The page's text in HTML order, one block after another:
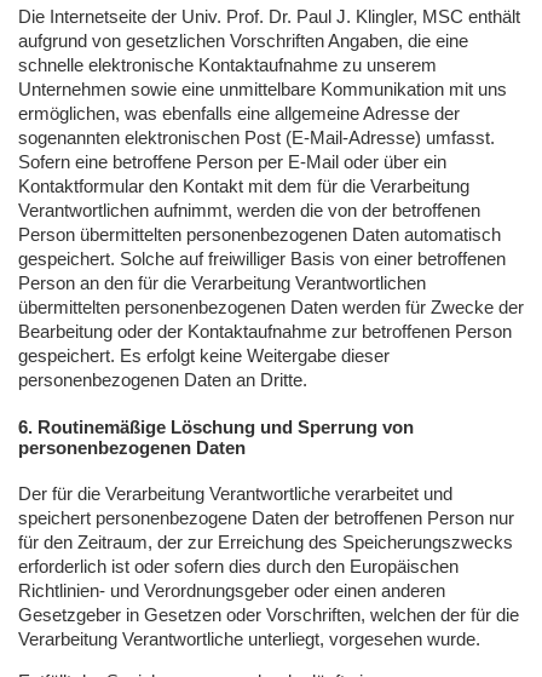
Die Internetseite der Univ. Prof. Dr. Paul J. Klingler, MSC enthält
aufgrund von gesetzlichen Vorschriften Angaben, die eine
schnelle elektronische Kontaktaufnahme zu unserem
Unternehmen sowie eine unmittelbare Kommunikation mit uns
ermöglichen, was ebenfalls eine allgemeine Adresse der
sogenannten elektronischen Post (E-Mail-Adresse) umfasst.
Sofern eine betroffene Person per E-Mail oder über ein
Kontaktformular den Kontakt mit dem für die Verarbeitung
Verantwortlichen aufnimmt, werden die von der betroffenen
Person übermittelten personenbezogenen Daten automatisch
gespeichert. Solche auf freiwilliger Basis von einer betroffenen
Person an den für die Verarbeitung Verantwortlichen
übermittelten personenbezogenen Daten werden für Zwecke der
Bearbeitung oder der Kontaktaufnahme zur betroffenen Person
gespeichert. Es erfolgt keine Weitergabe dieser
personenbezogenen Daten an Dritte.
6. Routinemäßige Löschung und Sperrung von
personenbezogenen Daten
Der für die Verarbeitung Verantwortliche verarbeitet und
speichert personenbezogene Daten der betroffenen Person nur
für den Zeitraum, der zur Erreichung des Speicherungszwecks
erforderlich ist oder sofern dies durch den Europäischen
Richtlinien- und Verordnungsgeber oder einen anderen
Gesetzgeber in Gesetzen oder Vorschriften, welchen der für die
Verarbeitung Verantwortliche unterliegt, vorgesehen wurde.